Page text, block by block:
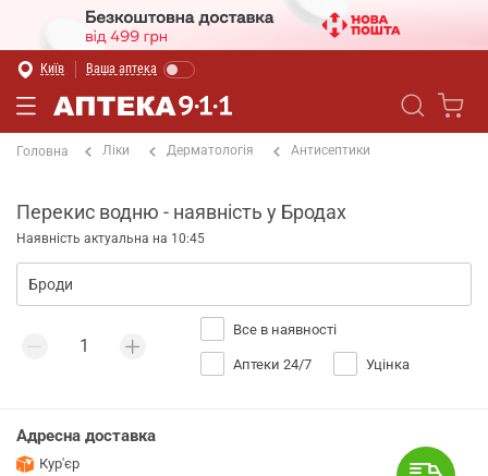
Київ Ваша аптека
Головна Ліки Дерматологія Антисептики
Перекис водню - наявність у Бродах
Наявність актуальна на 10:45
Все в наявності
Аптеки 24/7 Уцінка
Адресна доставка
Кур'єр